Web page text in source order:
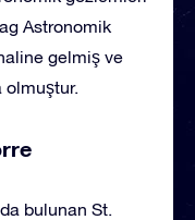
Astronomik
gelmiş ve
olmuştur.
bulunan St.